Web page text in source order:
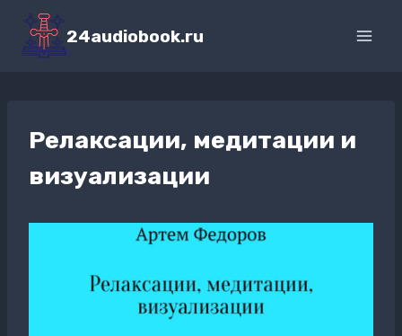
Перейти
содержимому
24audiobook.ru
Релаксации, медитации и
визуализации